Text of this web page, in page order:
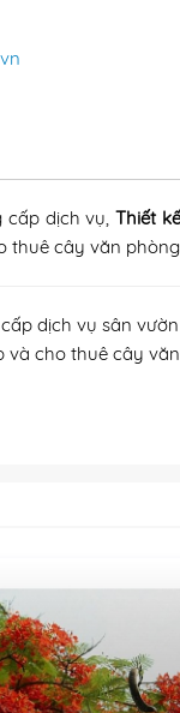
cấp dịch vụ,Thiết
thuê cây văn phòng
dịch vụ sân vườn
và cho thuê cây